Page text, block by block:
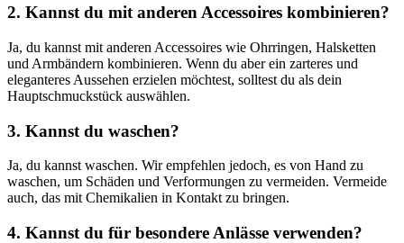
2. Kannst du mit anderen Accessoires kombinieren?
Ja, du kannst mit anderen Accessoires wie Ohrringen, Halsketten
und Armbändern kombinieren. Wenn du aber ein zarteres und
eleganteres Aussehen erzielen möchtest, solltest du als dein
Hauptschmuckstück auswählen.
3. Kannst du waschen?
Ja, du kannst waschen. Wir empfehlen jedoch, es von Hand zu
waschen, um Schäden und Verformungen zu vermeiden. Vermeide
auch, das mit Chemikalien in Kontakt zu bringen.
4. Kannst du für besondere Anlässe verwenden?